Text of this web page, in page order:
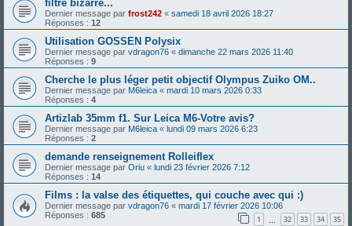
filtre bizarre...
Dernier message par frost242 « samedi 18 avril 2026 18:27
Réponses : 12
Utilisation GOSSEN Polysix
Dernier message par vdragon76 « dimanche 22 mars 2026 11:40
Réponses : 9
Cherche le plus léger petit objectif Olympus Zuiko OM..
Dernier message par M6leica « mardi 10 mars 2026 0:33
Réponses : 4
Artizlab 35mm f1. Sur Leica M6-Votre avis?
Dernier message par M6leica « lundi 09 mars 2026 6:23
Réponses : 2
demande renseignement Rolleiflex
Dernier message par Oriu « lundi 23 février 2026 7:12
Réponses : 14
Films : la valse des étiquettes, qui couche avec qui :)
Dernier message par vdragon76 « mardi 17 février 2026 10:06
Réponses : 685 1 32 33 34 35